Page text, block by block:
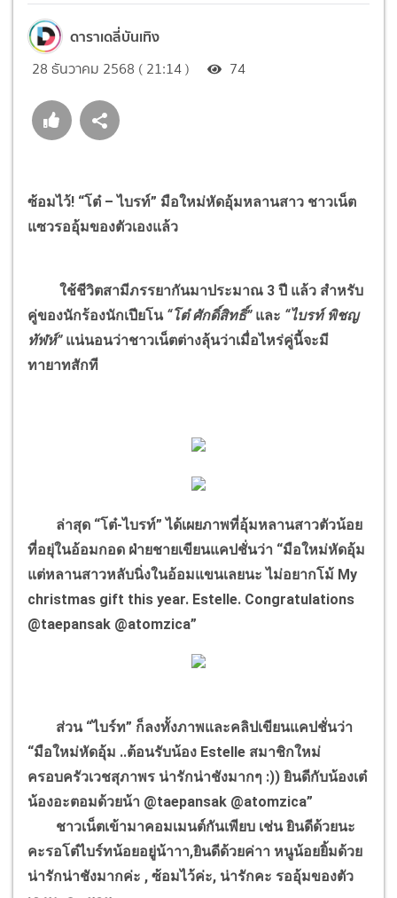
ดาราเดลี่บันเทิง
28 ธันวาคม 2568 ( 21:14 ) 74
ซ้อมไว้! “โต๋ – ไบรท์” มือใหม่หัดอุ้มหลานสาว ชาวเน็ต
แซวรออุ้มของตัวเองแล้ว
ใช้ชีวิตสามีภรรยากันมาประมาณ 3 ปี แล้ว สำหรับ
คู่ของนักร้องนักเปียโน “โต๋ ศักดิ์สิทธิ์” และ “ไบรท์ พิชญ
ทัฬห์” แน่นอนว่าชาวเน็ตต่างลุ้นว่าเมื่อไหร่คู่นี้จะมี
ทายาทสักที
ล่าสุด “โต๋-ไบรท์” ได้เผยภาพที่อุ้มหลานสาวตัวน้อย
ที่อยุ่ในอ้อมกอด ฝ่ายชายเขียนแคปชั่นว่า “มือใหม่หัดอุ้ม
แต่หลานสาวหลับนิ่งในอ้อมแขนเลยนะ ไม่อยากโม้ My
christmas gift this year. Estelle. Congratulations
@taepansak @atomzica”
ส่วน “ไบร์ท” ก็ลงทั้งภาพและคลิปเขียนแคปชั่นว่า
“มือใหม่หัดอุ้ม ..ต้อนรับน้อง Estelle สมาชิกใหม่
ครอบครัวเวชสุภาพร น่ารักน่าชังมากๆ :)) ยินดีกับน้องเต๋
น้องอะตอมด้วยน้า @taepansak @atomzica”
ชาวเน็ตเข้ามาคอมเมนต์กันเพียบ เช่น ยินดีด้วยนะ
คะรอโต๋ไบร์ทน้อยอยู่น้าาา,ยินดีด้วยค่าา หนูน้อยยิ้มด้วย
น่ารักน่าชังมากค่ะ , ซ้อมไว้ค่ะ, น่ารักคะ รออุ้มของตัว